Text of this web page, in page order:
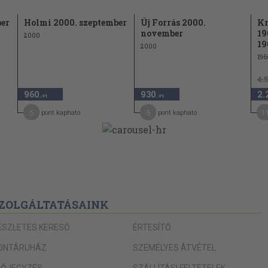
Holmi 2000. szeptember
2000
960 ,-Ft
pont kapható
Új Forrás 2000.
november
2000
930 ,-Ft
pont kapható
KERESŐ ÉRTESÍTŐ
SZEMÉLYES ÁTVÉTEL